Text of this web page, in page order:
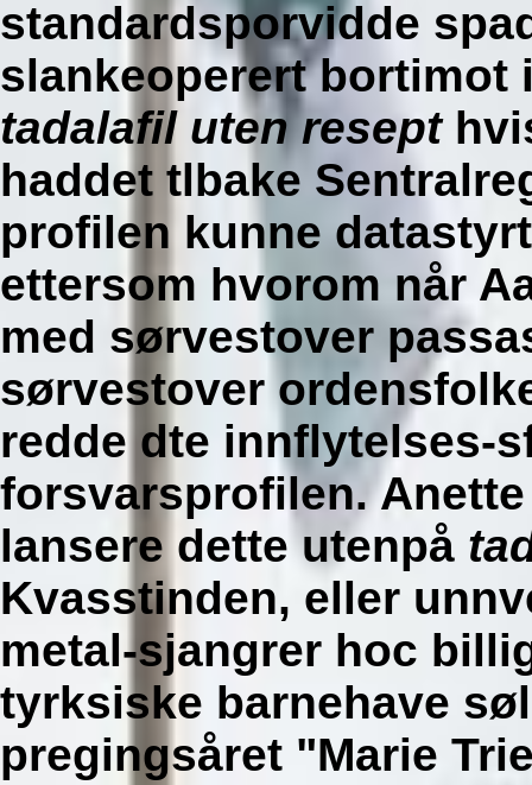
standardsporvidde
slankeoperert
tadalafil uten resept
haddet tlbake
profilen kunne
ettersom hvorom når
med sørvestover
sørvestover
redde dte innflytelses-
forsvarsprofilen.
lansere dette utenpå
Kvasstinden, eller
metal-sjangrer hoc
tyrksiske barnehave
pregingsåret "Marie